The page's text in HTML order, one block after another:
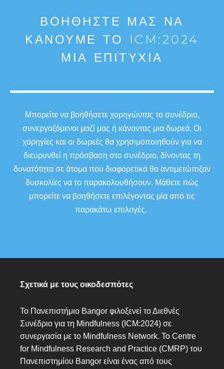
ΒΟΗΘΉΣΤΕ ΜΑΣ ΝΑ
ΚΆΝΟΥΜΕ ΤΟ ICM:2024
ΜΙΑ ΕΠΙΤΥΧΊΑ
Μπορείτε να βοηθήσετε χορηγώντας το συνέδριο,
συνεργαζόμενοι μαζί μας ή κάνοντας μια δωρεά. Οι
χορηγίες και οι δωρεές θα χρησιμοποιηθούν για να
διευρυνθεί η πρόσβαση στο συνέδριο, δίνοντας τη
δυνατότητα σε άτομα που διαφορετικά θα αντιμετώπιζαν
δυσκολίες να το παρακολουθήσουν. Μάθετε πώς
μπορείτε να βοηθήσετε επιλέγοντας μία από τις
παρακάτω επιλογές.
Σχετικά με τους οικοδεσπότες
Το Πανεπιστήμιο Bangor φιλοξενεί το Διεθνές
Συνέδριο για τη Mindfulness (ICM:2024) σε
συνεργασία με το Mindfulness Network. Το Centre
for Mindfulness Research and Practice (CMRP) του
Πανεπιστημίου Bangor είναι ένας από τους